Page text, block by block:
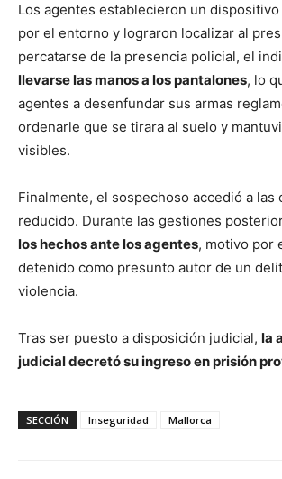
Los agentes establecieron un
por el entorno y lograron localizar al
percatarse de la presencia policial, el
llevarse las manos a los pantalones, lo
agentes a desenfundar sus armas
ordenarle que se tirara al suelo y
visibles.
Finalmente, el sospechoso accedió a las
reducido. Durante las gestiones
los hechos ante los agentes, motivo por
detenido como presunto autor de un
violencia.
Tras ser puesto a disposición judicial, la
judicial decretó su ingreso en prisión
SECCIÓN Inseguridad Mallorca